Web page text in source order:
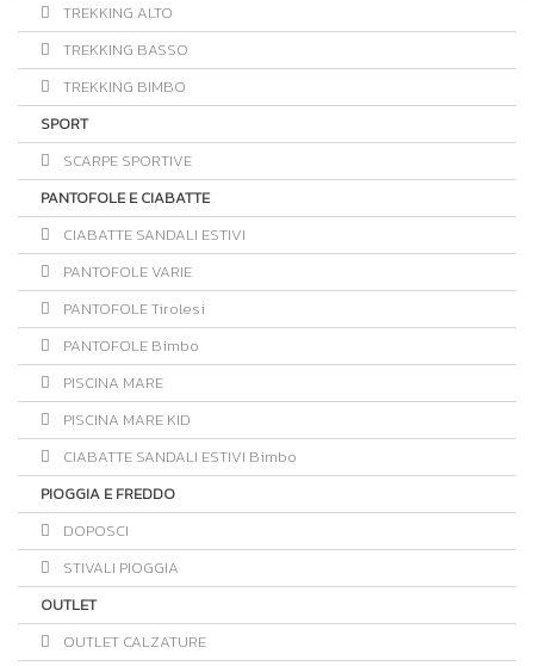
TREKKING ALTO
TREKKING BASSO
TREKKING BIMBO
SPORT
SCARPE SPORTIVE
PANTOFOLE E CIABATTE
CIABATTE SANDALI ESTIVI
PANTOFOLE VARIE
PANTOFOLE Tirolesi
PANTOFOLE Bimbo
PISCINA MARE
PISCINA MARE KID
CIABATTE SANDALI ESTIVI Bimbo
PIOGGIA E FREDDO
DOPOSCI
STIVALI PIOGGIA
OUTLET
OUTLET CALZATURE